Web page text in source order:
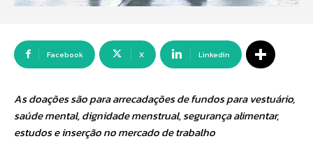
Facebook X Linkedin
As doações são para arrecadações de fundos para vestuário,
saúde mental, dignidade menstrual, segurança alimentar,
estudos e inserção no mercado de trabalho